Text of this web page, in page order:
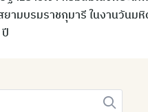
ยามบรมราชกุมารี ในงานวันม